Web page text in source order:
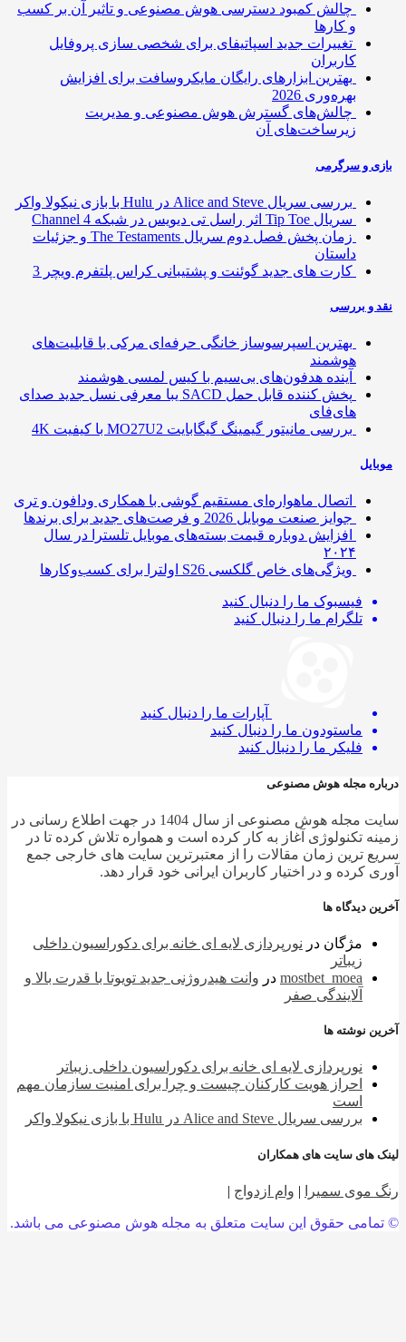
چالش کمبود دسترسی هوش مصنوعی و تاثیر آن بر کسب
و کارها
تغییرات جدید اسپاتیفای برای شخصی سازی پروفایل
کاربران
بهترین ابزارهای رایگان مایکروسافت برای افزایش
بهره‌وری 2026
چالش‌های گسترش هوش مصنوعی و مدیریت
زیرساخت‌های آن
و سرگرمی
بررسی سریال Alice and Steve در Hulu با بازی نیکولا واکر
سریال Tip Toe اثر راسل تی دیویس در شبکه Channel 4
زمان پخش فصل دوم سریال The Testaments و جزئیات
داستان
کارت های جدید گوئنت و پشتیبانی کراس پلتفرم ویچر 3
و بررسی
بهترین اسپرسوساز خانگی حرفه‌ای مرکی با قابلیت‌های
هوشمند
آینده هدفون‌های بی‌سیم با کیس لمسی هوشمند
پخش کننده قابل حمل SACD یبا معرفی نسل جدید صدای
های‌فای
بررسی مانیتور گیمینگ گیگابایت MO27U2 با کیفیت 4K
اتصال ماهواره‌ای مستقیم گوشی‌ با همکاری ودافون و تری
جوایز صنعت موبایل 2026 و فرصت‌های جدید برای برندها
افزایش دوباره قیمت بسته‌های موبایل تلسترا در سال
۲۰۲۴
ویژگی‌های خاص گلکسی S26 اولترا برای کسب‌وکارها
فیسبوک ما را دنبال کنید
تلگرام ما را دنبال کنید
آپارات ما را دنبال کنید
ماستودون ما را دنبال کنید
فلیکر ما را دنبال کنید
مجله هوش مصنوعی
سایت مجله هوش مصنوعی از سال 1404 در جهت اطلاع رسانی در
تکنولوژی آغاز به کار کرده است و همواره تلاش کرده تا در
ترین زمان مقالات را از معتبرترین سایت های خارجی جمع
کرده و در اختیار کاربران ایرانی خود قرار دهد.
دیدگاه ها
مژگاندرنورپردازی لایه ای خانه برای دکوراسیون داخلی
زیباتر
mostbet_moeaدروانت هیدروژنی جدید تویوتا با قدرت بالا و
آلایندگی صفر
نوشته ها
نورپردازی لایه ای خانه برای دکوراسیون داخلی زیباتر
احراز هویت کارکنان چیست و چرا برای امنیت سازمان مهم
بررسی سریال Alice and Steve در Hulu با بازی نیکولا واکر
های سایت های همکاران
موی سمیرا|وام ازدواج |
حقوق این سایت متعلق به مجله هوش مصنوعی می باشد.